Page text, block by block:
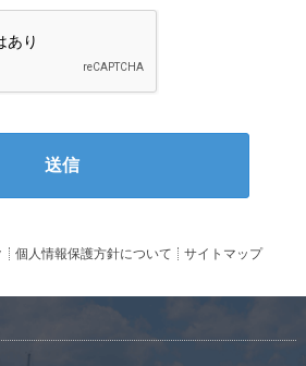
個人情報保護方針について
サイトマップ